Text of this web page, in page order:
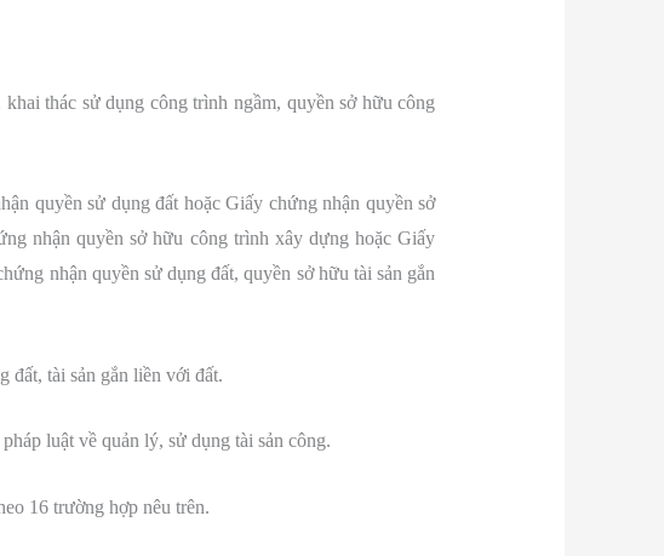
thác sử dụng công trình ngầm, quyền sở hữu công
quyền sử dụng đất hoặc Giấy chứng nhận quyền sở
nhận quyền sở hữu công trình xây dựng hoặc Giấy
nhận quyền sử dụng đất, quyền sở hữu tài sản gắn
đất, tài sản gắn liền với đất.
luật về quản lý, sử dụng tài sản công.
16 trường hợp nêu trên.